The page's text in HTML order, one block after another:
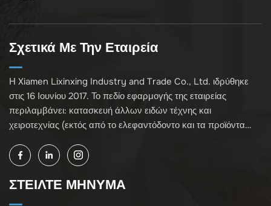
Σχετικά Με Την Εταιρεία
Η Xiamen Lixinxing Industry and Trade Co., Ltd. ιδρύθηκε
στις 16 Ιουνίου 2017. Το πεδίο εφαρμογής της εταιρείας
περιλαμβάνει: κατασκευή άλλων ειδών τέχνης και
χειροτεχνίας (εκτός από το ελεφαντόδοντο και τα προϊόντα
συλλεκτικών ειδών (εκτός από πολιτιστικά κειμήλια,
ελεφαντόδοντο και τα προϊόντα του)· άλλες μη καθορισμένες
χονδρικές επιχειρήσεις (εκτός από επιχειρηματικά έργα που
ΣΤΕΙΛΤΕ ΜΗΝΥΜΑ